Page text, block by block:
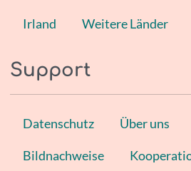
Irland Weitere Länder
Support
Datenschutz Über uns
Bildnachweise